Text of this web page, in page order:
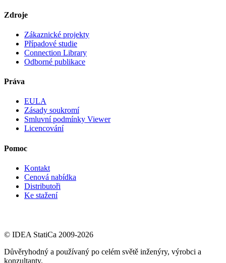
Zdroje
Zákaznické projekty
Případové studie
Connection Library
Odborné publikace
Práva
EULA
Zásady soukromí
Smluvní podmínky Viewer
Licencování
Pomoc
Kontakt
Cenová nabídka
Distributoři
Ke stažení
© IDEA StatiCa 2009-2026
Důvěryhodný a používaný po celém světě inženýry, výrobci a
konzultanty.